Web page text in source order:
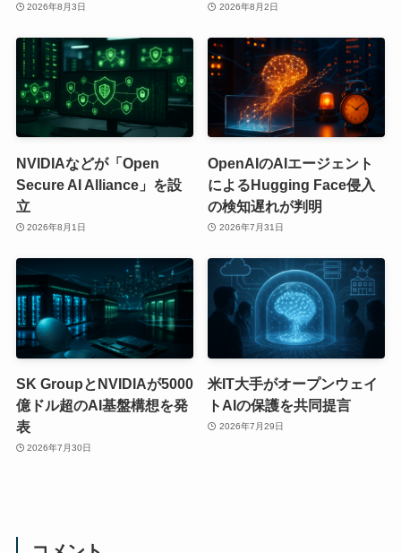
2026年8月3日 2026年8月2日
NVIDIAなどが「Open
Secure AI Alliance」を設
立
2026年8月1日
OpenAIのAIエージェント
によるHugging Face侵入
の検知遅れが判明
2026年7月31日
SK GroupとNVIDIAが5000
億ドル超のAI基盤構想を発
表
2026年7月30日
米IT大手がオープンウェイ
トAIの保護を共同提言
2026年7月29日